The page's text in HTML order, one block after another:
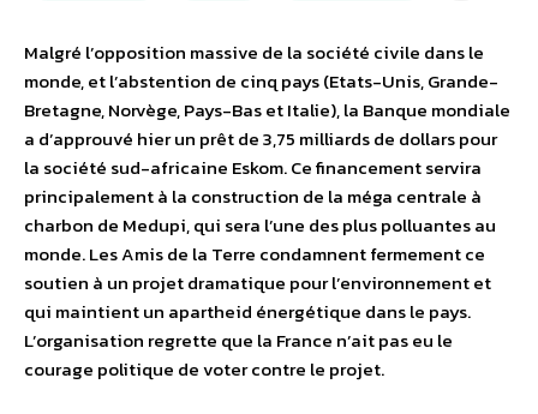
Malgré l’opposition massive de la société civile dans le
monde, et l’abstention de cinq pays (Etats-Unis, Grande-
Bretagne, Norvège, Pays-Bas et Italie), la Banque mondiale
a d’approuvé hier un prêt de 3,75 milliards de dollars pour
la société sud-africaine Eskom. Ce financement servira
principalement à la construction de la méga centrale à
charbon de Medupi, qui sera l’une des plus polluantes au
monde. Les Amis de la Terre condamnent fermement ce
soutien à un projet dramatique pour l’environnement et
qui maintient un apartheid énergétique dans le pays.
L’organisation regrette que la France n’ait pas eu le
courage politique de voter contre le projet.